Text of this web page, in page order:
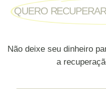
QUERO
Não deixe seu dinheiro
a